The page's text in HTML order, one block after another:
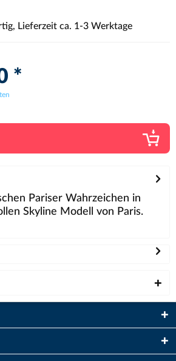
Lieferzeit ca. 1-3 Werktage
*
Pariser Wahrzeichen in
Skyline Modell von Paris.